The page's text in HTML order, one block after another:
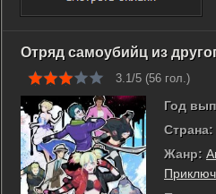
распределены по командам
Отряд самоубийц из
3.1/5 (56 гол.)
Год
Страна:
Жанр: